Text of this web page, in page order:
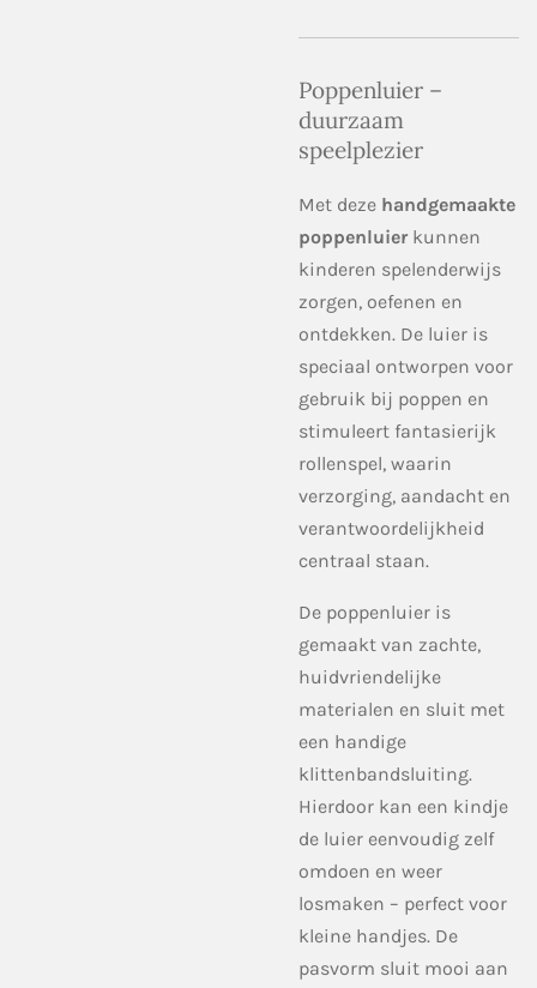
Poppenluier –
duurzaam
speelplezier
Met deze handgemaakte
poppenluier kunnen
kinderen spelenderwijs
zorgen, oefenen en
ontdekken. De luier is
speciaal ontworpen voor
gebruik bij poppen en
stimuleert fantasierijk
rollenspel, waarin
verzorging, aandacht en
verantwoordelijkheid
centraal staan.
De poppenluier is
gemaakt van zachte,
huidvriendelijke
materialen en sluit met
een handige
klittenbandsluiting.
Hierdoor kan een kindje
de luier eenvoudig zelf
omdoen en weer
losmaken – perfect voor
kleine handjes. De
pasvorm sluit mooi aan